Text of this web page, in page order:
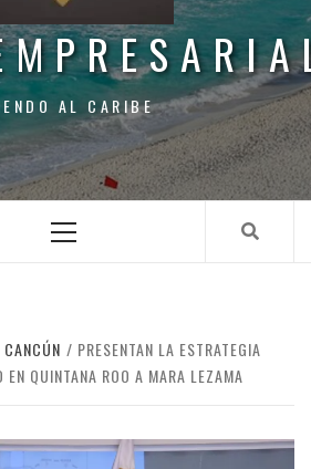
AL CARIBE
Menu
CANCÚN
PRESENTAN LA ESTRATEGIA
EN QUINTANA ROO A MARA LEZAMA